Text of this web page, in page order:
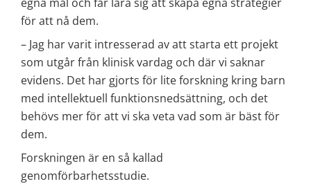
för att nå dem.
– Jag har varit intresserad av att starta ett projekt
som utgår från klinisk vardag och där vi saknar
evidens. Det har gjorts för lite forskning kring barn
med intellektuell funktionsnedsättning, och det
behövs mer för att vi ska veta vad som är bäst för
dem.
Forskningen är en så kallad
genomförbarhetsstudie.